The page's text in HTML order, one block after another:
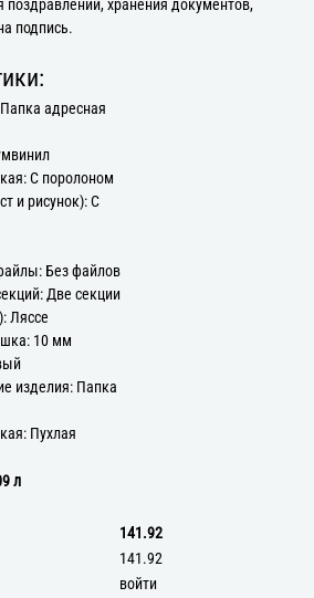
поздравлений, хранения документов,
подпись.
адресная
С поролоном
и рисунок): С
Без файлов
Две секции
Ляссе
10 мм
изделия: Папка
Пухлая
л
141.92
141.92
войти